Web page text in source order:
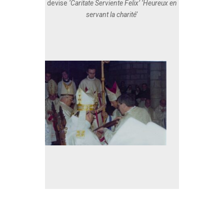
devise ‘Caritate Serviente Felix’ ‘Heureux en
servant la charité’